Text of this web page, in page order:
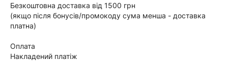
Безкоштовна доставка від 1500 грн
(якщо після бонусів/промокоду сума менша - доставка
платна)
Оплата
Накладений платіж